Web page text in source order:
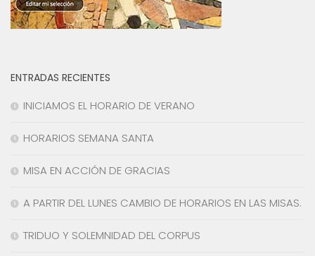
ENTRADAS RECIENTES
INICIAMOS EL HORARIO DE VERANO
HORARIOS SEMANA SANTA
MISA EN ACCIÓN DE GRACIAS
A PARTIR DEL LUNES CAMBIO DE HORARIOS EN LAS MISAS.
TRIDUO Y SOLEMNIDAD DEL CORPUS